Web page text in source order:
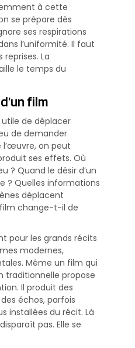
à cette
se prépare dès
ses respirations
l’uniformité. Il faut
reprises. La
le temps du
film
de déplacer
de demander
on peut
ses effets. Où
? Quand le désir d’un
? Quelles informations
déplacent
change-t-il de
pour les grands récits
modernes,
Même un film qui
traditionnelle propose
Il produit des
échos, parfois
installées du récit. Là
pas. Elle se